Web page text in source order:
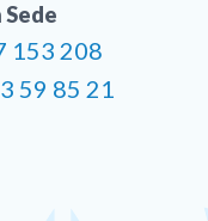
153 208
59 85 21